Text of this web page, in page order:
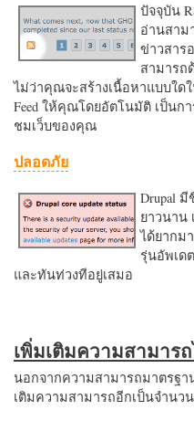
ปัจจุบัน
อ่านสาม
ข่าวสาร
สามารถ
ไม่ว่าคุณจะสร้างเนื้อหาแบบใดใ
Feed ให้คุณโดยอัตโนมัติ เป็นก
ชมเว็บของคุณ
ปลอดภัย
Drupal
ยาวนาน
ได้ยากม
รุ่นอัพเด
และทันท่วงทีอยู่เสมอ
เพิ่มเติมความสามาร
นอกจากความสามารถมาตรฐา
เติมความสามารถอีกเป็นจำน